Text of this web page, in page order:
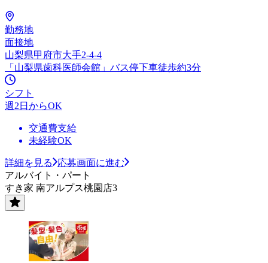
勤務地
面接地
山梨県甲府市大手2-4-4
「山梨県歯科医師会館」バス停下車徒歩約3分
シフト
週2日からOK
交通費支給
未経験OK
詳細を見る
応募画面に進む
アルバイト・パート
すき家 南アルプス桃園店3